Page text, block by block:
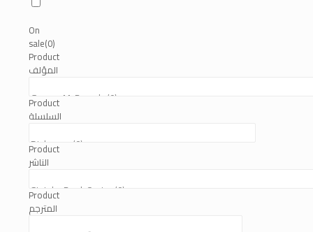
On
sale(0)
Product
المؤلف
Product
السلسلة
Product
الناشر
Product
المترجم